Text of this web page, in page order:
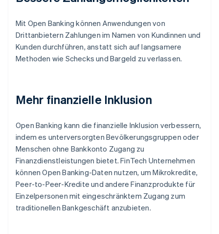
Mit Open Banking können Anwendungen von
Drittanbietern Zahlungen im Namen von Kundinnen und
Kunden durchführen, anstatt sich auf langsamere
Methoden wie Schecks und Bargeld zu verlassen.
Mehr finanzielle Inklusion
Open Banking kann die finanzielle Inklusion verbessern,
indem es unterversorgten Bevölkerungsgruppen oder
Menschen ohne Bankkonto Zugang zu
Finanzdienstleistungen bietet. FinTech Unternehmen
können Open Banking-Daten nutzen, um Mikrokredite,
Peer-to-Peer-Kredite und andere Finanzprodukte für
Einzelpersonen mit eingeschränktem Zugang zum
traditionellen Bankgeschäft anzubieten.